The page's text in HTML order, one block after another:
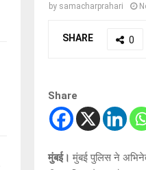
by samacharprahari
SHARE 0
Share
मुंबई। मुंबई पुलिस ने